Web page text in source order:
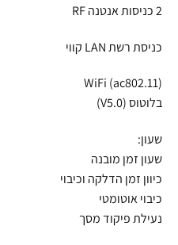
2 כניסות אנטנה RF
כניסת רשת LAN קווי
WiFi (ac802.11)
בלוטוס (V5.0)
שעון:
שעון זמן מובנה
כיוון זמן הדלקה וכיבוי
כיבוי אוטומטי
נעילת פיקוד מסך